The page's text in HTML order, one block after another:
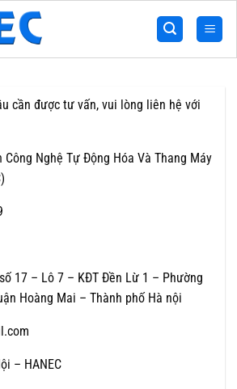
cần được tư vấn, vui lòng liên hệ với
Công Nghệ Tự Động Hóa Và Thang Máy
17 – Lô 7 – KĐT Đền Lừ 1 – Phường
Hoàng Mai – Thành phố Hà nội
– HANEC